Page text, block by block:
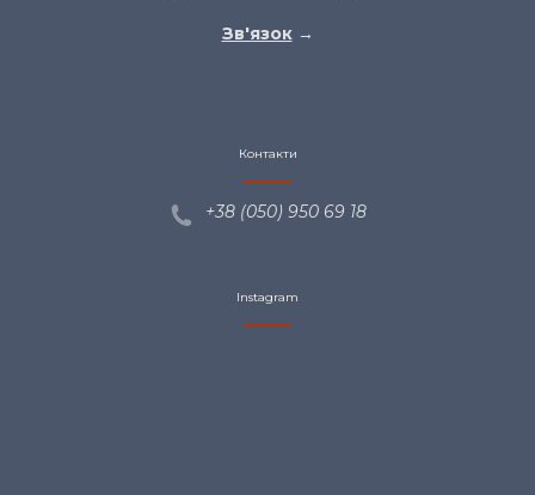
Зв'язок →
Контакти
+38 (050) 950 69 18
Instagram